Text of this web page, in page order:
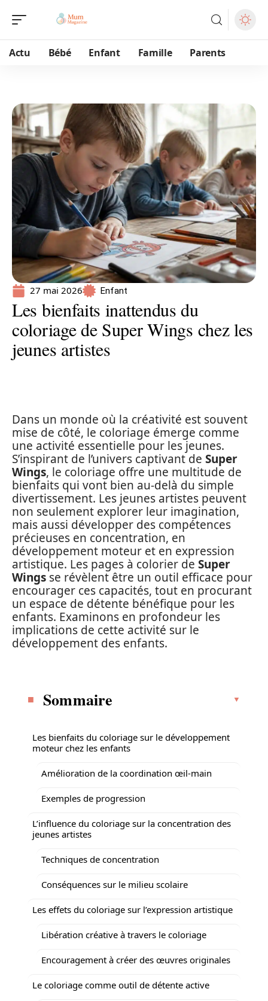
Actu Bébé Enfant Famille Parents
27 mai 2026 Enfant
Les bienfaits inattendus du
coloriage de Super Wings chez les
jeunes artistes
Dans un monde où la créativité est souvent
mise de côté, le coloriage émerge comme
une activité essentielle pour les jeunes.
S’inspirant de l’univers captivant de Super
Wings, le coloriage offre une multitude de
bienfaits qui vont bien au-delà du simple
divertissement. Les jeunes artistes peuvent
non seulement explorer leur imagination,
mais aussi développer des compétences
précieuses en concentration, en
développement moteur et en expression
artistique. Les pages à colorier de Super
Wings se révèlent être un outil efficace pour
encourager ces capacités, tout en procurant
un espace de détente bénéfique pour les
enfants. Examinons en profondeur les
implications de cette activité sur le
développement des enfants.
Sommaire
Les bienfaits du coloriage sur le développement
moteur chez les enfants
Amélioration de la coordination œil-main
Exemples de progression
L’influence du coloriage sur la concentration des
jeunes artistes
Techniques de concentration
Conséquences sur le milieu scolaire
Les effets du coloriage sur l’expression artistique
Libération créative à travers le coloriage
Encouragement à créer des œuvres originales
Le coloriage comme outil de détente active